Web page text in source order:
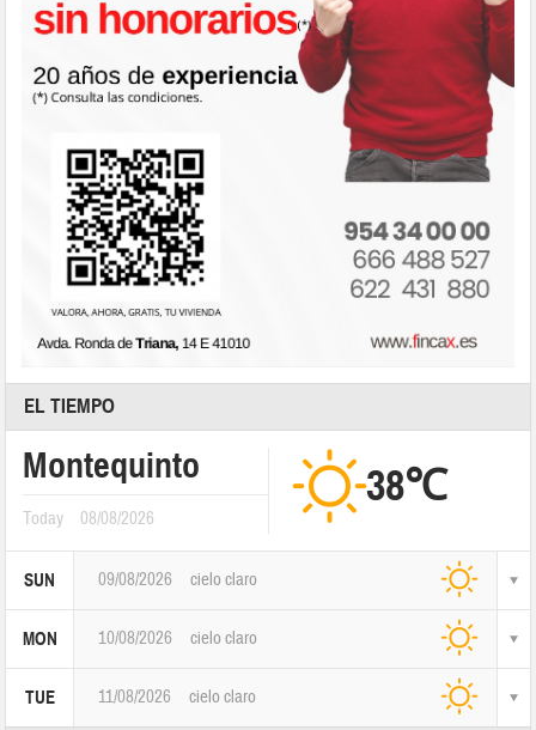
EL TIEMPO
Montequinto
Today 08/08/2026
38℃
SUN 09/08/2026 cielo claro
MON 10/08/2026 cielo claro
TUE 11/08/2026 cielo claro